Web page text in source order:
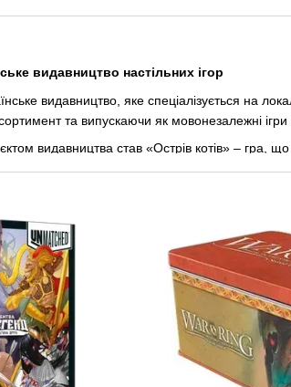
видавництво настільних ігор
видавництво, яке спеціалізується на
та випускаючи як мовонезалежні ігри з
видавництва став «Острів котів» – гра, що
поповнили такі відомі тайтли, як «Res
ігри для різних категорій гравців:
для всіх вікових груп («Острів котів»,
глибокі механіки для досвідчених
тих, хто любить грати разом («Екіпаж:
емоційні та веселі («З молотка!»,
Games